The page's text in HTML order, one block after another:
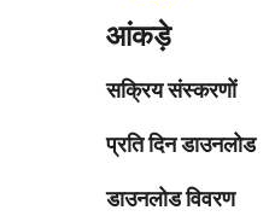
आंकड़े
सक्रिय संस्करणों
प्रति दिन डाउनलोड
डाउनलोड विवरण